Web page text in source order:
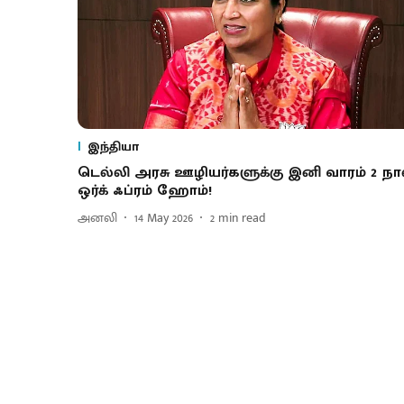
இந்தியா
டெல்லி அரசு ஊழியர்களுக்கு இனி வாரம் 2
ஒர்க் ஃப்ரம் ஹோம்!
அனலி 14 May 2026 2 min read